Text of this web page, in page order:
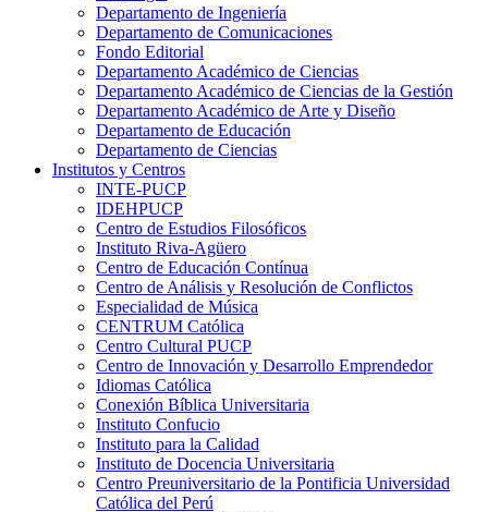
Departamento de Ingeniería
Departamento de Comunicaciones
Fondo Editorial
Departamento Académico de Ciencias
Departamento Académico de Ciencias de la Gestión
Departamento Académico de Arte y Diseño
Departamento de Educación
Departamento de Ciencias
Institutos y Centros
INTE-PUCP
IDEHPUCP
Centro de Estudios Filosóficos
Instituto Riva-Agüero
Centro de Educación Contínua
Centro de Análisis y Resolución de Conflictos
Especialidad de Música
CENTRUM Católica
Centro Cultural PUCP
Centro de Innovación y Desarrollo Emprendedor
Idiomas Católica
Conexión Bíblica Universitaria
Instituto Confucio
Instituto para la Calidad
Instituto de Docencia Universitaria
Centro Preuniversitario de la Pontificia Universidad
Católica del Perú